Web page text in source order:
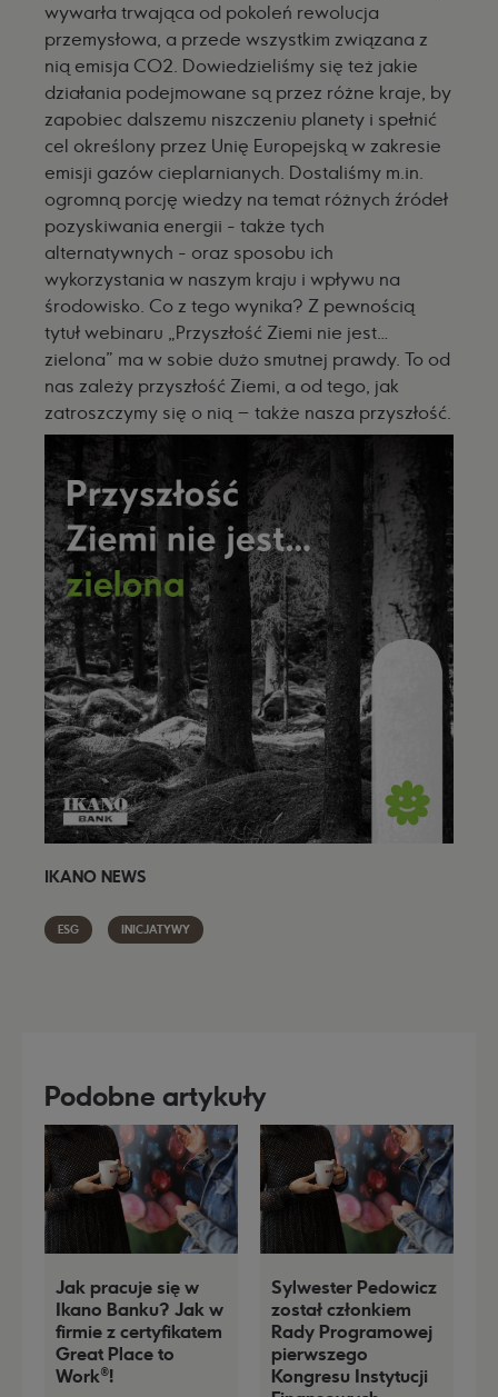
wywarła trwająca od pokoleń rewolucja
przemysłowa, a przede wszystkim związana z
nią emisja CO2. Dowiedzieliśmy się też jakie
działania podejmowane są przez różne kraje, by
zapobiec dalszemu niszczeniu planety i spełnić
cel określony przez Unię Europejską w zakresie
emisji gazów cieplarnianych. Dostaliśmy m.in.
ogromną porcję wiedzy na temat różnych źródeł
pozyskiwania energii - także tych
alternatywnych - oraz sposobu ich
wykorzystania w naszym kraju i wpływu na
środowisko. Co z tego wynika? Z pewnością
tytuł webinaru „Przyszłość Ziemi nie jest…
zielona” ma w sobie dużo smutnej prawdy. To od
nas zależy przyszłość Ziemi, a od tego, jak
zatroszczymy się o nią – także nasza przyszłość.
IKANO NEWS
ESG INICJATYWY
Podobne artykuły
Jak pracuje się w
Ikano Banku? Jak w
firmie z certyfikatem
Great Place to
Work®!
Sylwester Pedowicz
został członkiem
Rady Programowej
pierwszego
Kongresu Instytucji